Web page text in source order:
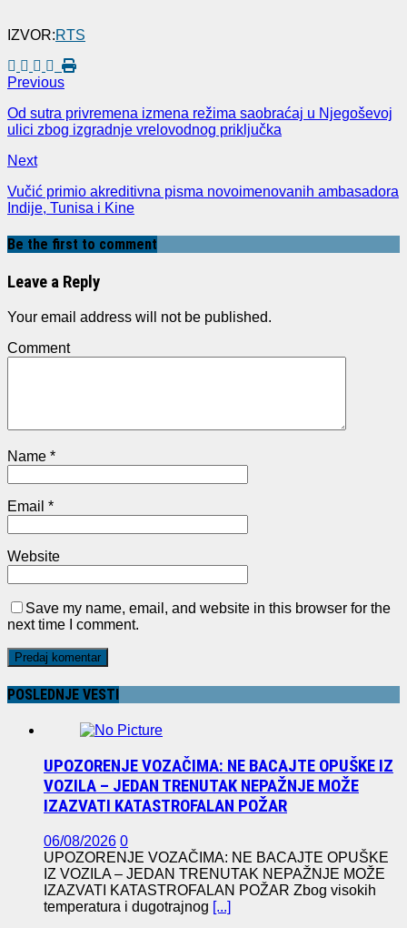
IZVOR:RTS
Previous
Od sutra privremena izmena režima saobraćaj u Njegoševoj
ulici zbog izgradnje vrelovodnog priključka
Next
Vučić primio akreditivna pisma novoimenovanih ambasadora
Indije, Tunisa i Kine
Be the first to comment
Leave a Reply
Your email address will not be published.
Comment
Name *
Email *
Website
Save my name, email, and website in this browser for the
next time I comment.
POSLEDNJE VESTI
UPOZORENJE VOZAČIMA: NE BACAJTE OPUŠKE IZ
VOZILA – JEDAN TRENUTAK NEPAŽNJE MOŽE
IZAZVATI KATASTROFALAN POŽAR
06/08/2026 0
UPOZORENJE VOZAČIMA: NE BACAJTE OPUŠKE
IZ VOZILA – JEDAN TRENUTAK NEPAŽNJE MOŽE
IZAZVATI KATASTROFALAN POŽAR Zbog visokih
temperatura i dugotrajnog [...]